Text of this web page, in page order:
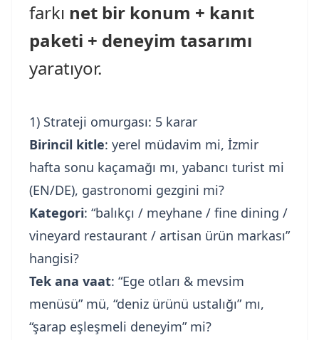
farkı net bir konum + kanıt
paketi + deneyim tasarımı
yaratıyor.
1) Strateji omurgası: 5 karar
Birincil kitle: yerel müdavim mi, İzmir
hafta sonu kaçamağı mı, yabancı turist mi
(EN/DE), gastronomi gezgini mi?
Kategori: “balıkçı / meyhane / fine dining /
vineyard restaurant / artisan ürün markası”
hangisi?
Tek ana vaat: “Ege otları & mevsim
menüsü” mü, “deniz ürünü ustalığı” mı,
“şarap eşleşmeli deneyim” mi?